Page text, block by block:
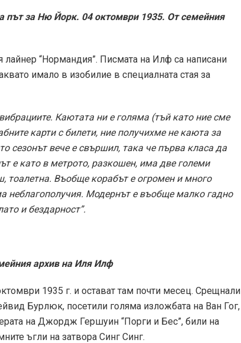
път за Ню Йорк. 04 октомври 1935. От семейния
“Нормандия”. Писмата на Илф са написани
имало в изобилие в специалната стая за
Каютата ни е голяма (тъй като ние сме
карти с билети, ние получихме не каюта за
сезонът вече е свършил, така че първа класа да
е като в метрото, разкошен, има две големи
тоалетна. Въобще корабът е огромен и много
неблагополучия. Модернът е въобще малко гадно
и бездарност”.
архив на Иля Илф
1935 г. и остават там почти месец. Срещнали
Бурлюк, посетили голяма изложбата на Ван Гог,
на Джордж Гершуин “Порги и Бес”, били на
ъгли на затвора Синг Синг.